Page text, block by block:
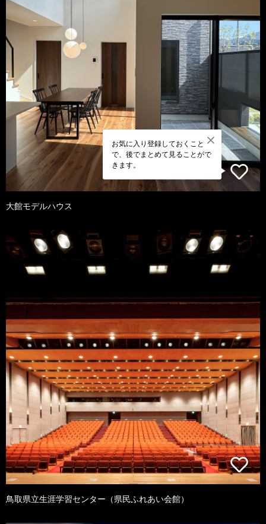
お気に入り登録しておくこと
で、後でまとめて見ることがで
きます。
大館モデルハウス
鳥取県立生涯学習センター（県民ふれあい会館）